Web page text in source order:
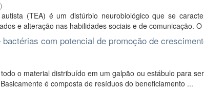
)
(TEA) é um distúrbio neurobiológico que se
e alteração nas habilidades sociais e de comunicação. O
com potencial de promoção de
o material distribuído em um galpão ou estábulo para
é composta de resíduos do beneficiamento ...